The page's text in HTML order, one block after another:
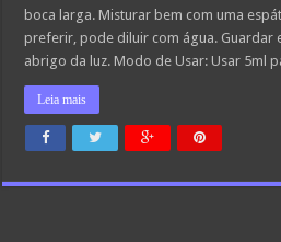
boca larga. Misturar bem com uma
preferir, pode diluir com água. Guardar
abrigo da luz. Modo de Usar: Usar 5ml
Leia mais